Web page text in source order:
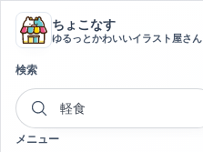
ちょこなす
ゆるっとかわいいイラスト屋さん
検索
メニュー